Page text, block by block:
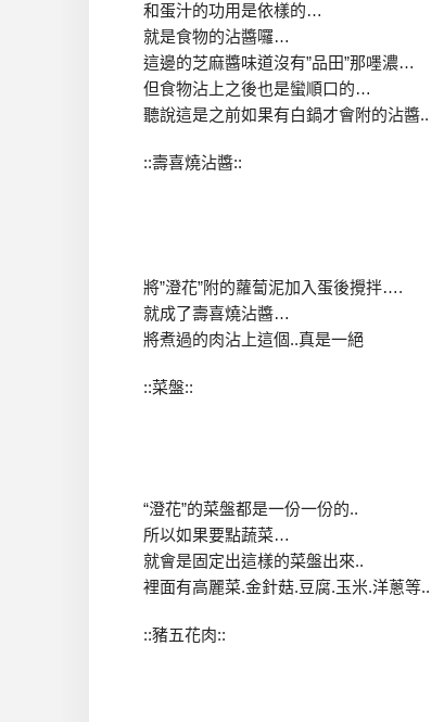
和蛋汁的功用是依樣的…
就是食物的沾醬囉…
這邊的芝麻醬味道沒有”品田”那嚜濃…
但食物沾上之後也是蠻順口的…
聽說這是之前如果有白鍋才會附的沾醬..
::壽喜燒沾醬::
將”澄花”附的蘿蔔泥加入蛋後攪拌….
就成了壽喜燒沾醬…
將煮過的肉沾上這個..真是一絕
::菜盤::
“澄花”的菜盤都是一份一份的..
所以如果要點蔬菜…
就會是固定出這樣的菜盤出來..
裡面有高麗菜.金針菇.豆腐.玉米.洋蔥等..
::豬五花肉::